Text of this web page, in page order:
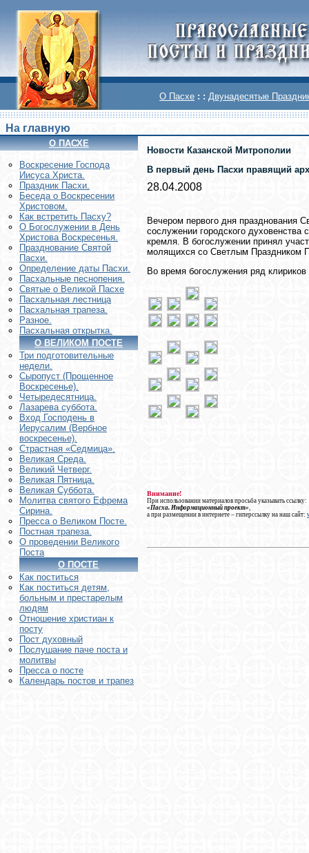
О Пасхе : : Двунадесятые
На главную
О ПАСХЕ
Воскреcение Господа
Иисуса Христа.
Праздник Пасхи.
Беседа о Воскресении
Христовом.
Как встретить Пасху?
О Богослужении в День
Христова Воскресенья.
Празднование Святой
Пасхи.
Определение даты Пасхи.
Пасхальные песнопения.
Святые о Великой Пасхе
Пасхальная лестница
Пасхальная трапеза.
Разное.
Пасхальная открытка.
О ВЕЛИКОМ ПОСТЕ
Три подготовительные
недели.
Сыропуст (Прощенное
Воскресенье).
Четыредесятница.
Лазарева суббота.
Вход Господень в
Иерусалим (Вербное
воскресенье).
Страстная «Седмица».
Великая Среда.
Великий Четверг.
Великая Пятница.
Великая Суббота.
Молитва святого Ефрема
Сирина.
Пресса о Великом Посте.
Постная трапеза.
О проведении Великого
Поста
О ПОСТЕ
Как поститься
Как поститься детям,
больным и престарелым
людям
Отношение христиан к
посту
Пост духовный
Послушание паче поста и
молитвы
Пресса о посте
Календарь постов и трапез
Новости Казанской Митрополии
В первый день Пасхи правящий
28.04.2008
Вечером первого дня празднования
сослужении городского
кремля. В богослужении принял
молящихся со Светлым Праздником
Во время богослужения ряд
Внимание!
При использовании материалов просьба указывать ссылку:
«Пасха. Информационный проект»,
а при размещении в интернете – гиперссылку на наш сайт: